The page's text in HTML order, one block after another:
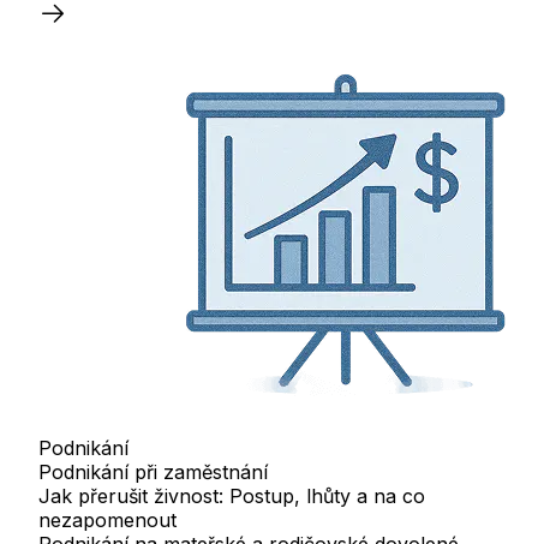
Podnikání
Podnikání při zaměstnání
Jak přerušit živnost: Postup, lhůty a na co
nezapomenout